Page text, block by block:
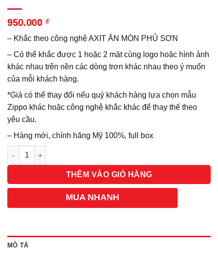
950.000 ₫
– Khắc theo công nghệ AXIT ĂN MÒN PHỦ SƠN
– Có thể khắc được 1 hoặc 2 mặt cùng logo hoặc hình ảnh
khác nhau trên nền các dòng trơn khác nhau theo ý muốn
của mỗi khách hàng.
*Giá có thể thay đổi nếu quý khách hàng lựa chọn mẫu
Zippo khác hoặc công nghệ khắc khác để thay thế theo
yêu cầu.
– Hàng mới, chính hãng Mỹ 100%, full box
Số lượng
THÊM VÀO GIỎ HÀNG
MUA NHANH
MÔ TẢ